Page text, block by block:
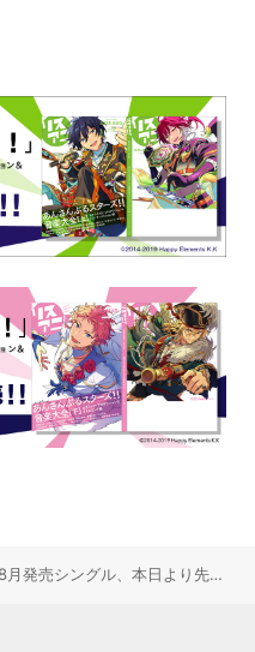
ケツメイシの8月発売シングル、本日より先行配信スタート！TVアニメ『深夜！天才バカボン』EDテーマ曲も7月3日に音源解禁決定！